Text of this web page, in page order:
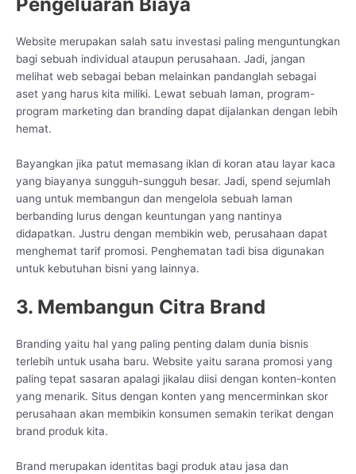
Website merupakan salah satu investasi paling menguntungkan
bagi sebuah individual ataupun perusahaan. Jadi, jangan
melihat web sebagai beban melainkan pandanglah sebagai
aset yang harus kita miliki. Lewat sebuah laman, program-
program marketing dan branding dapat dijalankan dengan lebih
hemat.
Bayangkan jika patut memasang iklan di koran atau layar kaca
yang biayanya sungguh-sungguh besar. Jadi, spend sejumlah
uang untuk membangun dan mengelola sebuah laman
berbanding lurus dengan keuntungan yang nantinya
didapatkan. Justru dengan membikin web, perusahaan dapat
menghemat tarif promosi. Penghematan tadi bisa digunakan
untuk kebutuhan bisni yang lainnya.
3. Membangun Citra Brand
Branding yaitu hal yang paling penting dalam dunia bisnis
terlebih untuk usaha baru. Website yaitu sarana promosi yang
paling tepat sasaran apalagi jikalau diisi dengan konten-konten
yang menarik. Situs dengan konten yang mencerminkan skor
perusahaan akan membikin konsumen semakin terikat dengan
brand produk kita.
Brand merupakan identitas bagi produk atau jasa dan